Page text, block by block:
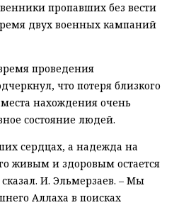
пропавших без вести
двух военных кампаний
проведения
что потеря близкого
нахождения очень
состояние людей.
сердцах, а надежда на
живым и здоровым остается
И. Эльмерзаев. – Мы
Аллаха в поисках